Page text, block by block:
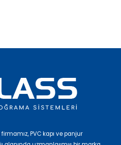
PVC kapı ve panjur